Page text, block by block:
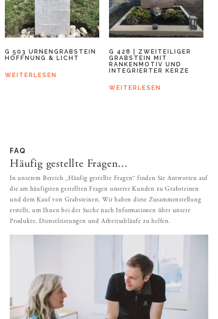
G 503 URNENGRABSTEIN
HOFFNUNG & LICHT
WEITERLESEN
G 428 | ZWEITEILIGER
GRABSTEIN MIT
RANKENMOTIV UND
INTEGRIERTER KERZE
WEITERLESEN
FAQ
Häufig gestellte Fragen...
In unserem Bereich „Häufig gestellte Fragen“ finden Sie Antworten auf
die am häufigsten gestellten Fragen unserer Kunden zu Grabsteinen
und dem Kauf von Grabsteinen. Wir haben diese Zusammenstellung
erstellt, um Ihnen bei der Suche nach Informationen über unsere
Produkte, Dienstleistungen und Arbeitsabläufe zu helfen.